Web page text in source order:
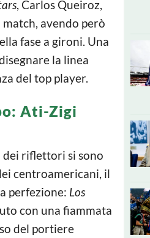
, Carlos Queiroz,
avendo però
fase a gironi. Una
la linea
del top player.
Ati-Zigi
dei riflettori si sono
centroamericani, il
perfezione: Los
con una fiammata
del portiere